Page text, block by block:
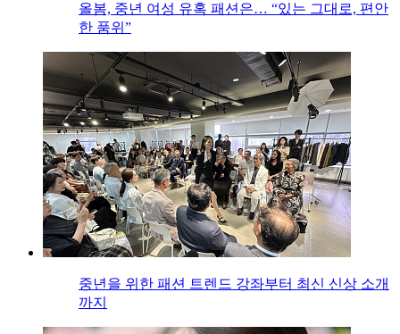
올봄, 중년 여성 유혹 패션은… “있는 그대로, 편안
한 품위”
중년을 위한 패션 트렌드 강좌부터 최신 신상 소개
까지